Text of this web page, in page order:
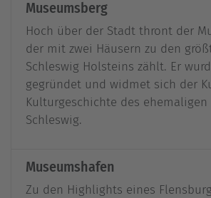
Museumsberg
Hoch über der Stadt thront der
der mit zwei Häusern zu den
Schleswig Holsteins zählt. Er
gegründet und widmet sich der
Kulturgeschichte des ehemaligen
Schleswig.
Museumshafen
Zu den Highlights eines